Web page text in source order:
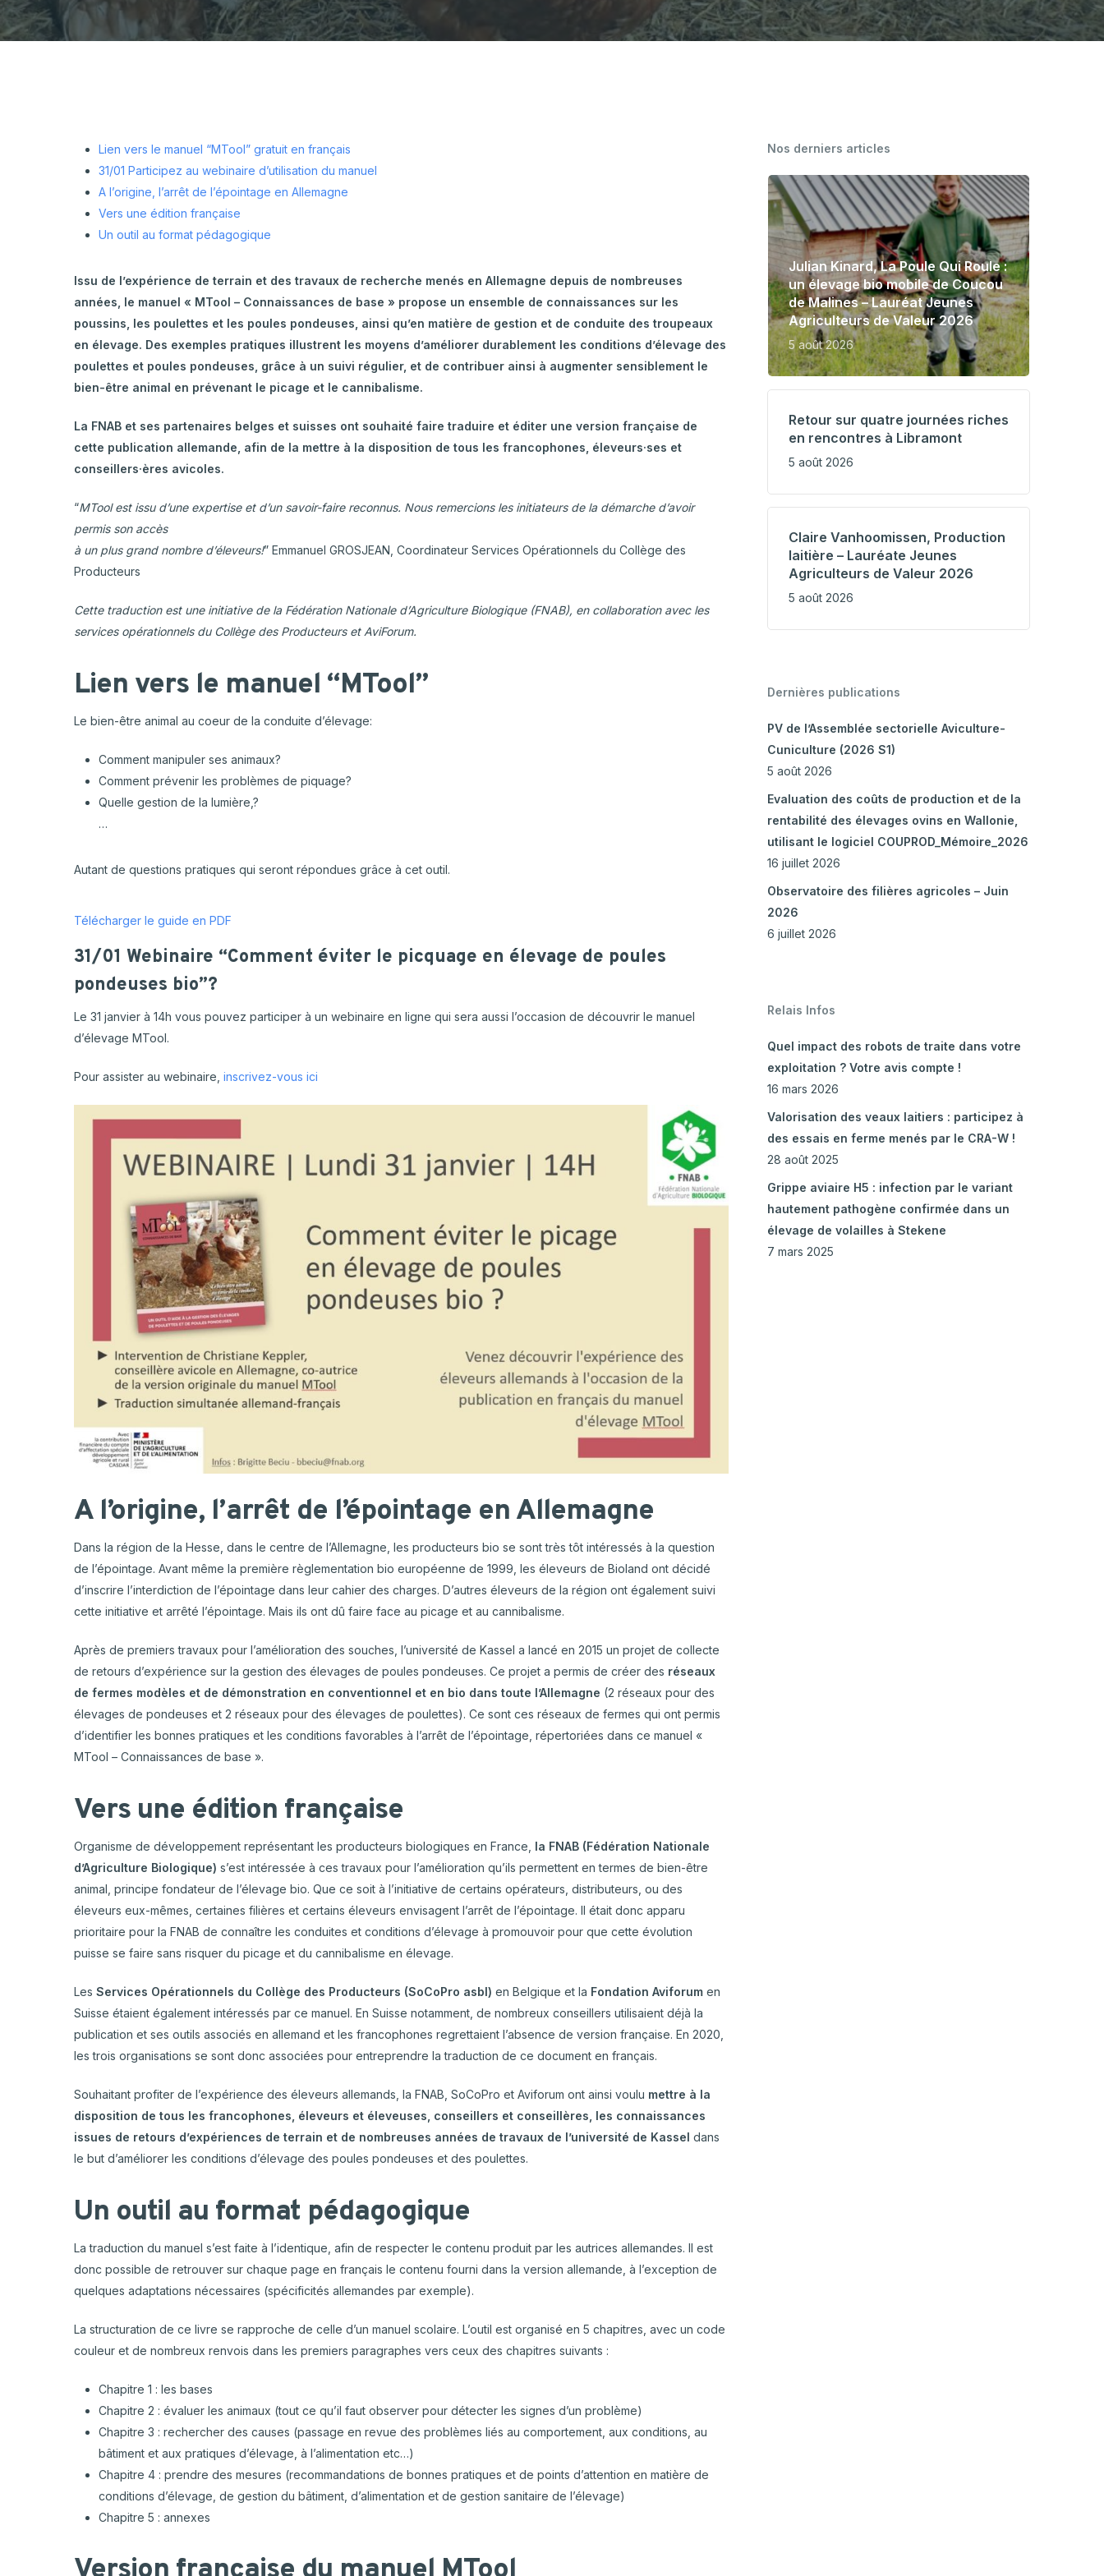
Horticulture Ornementale
Ovins & Caprins
CARTOGRAPHIE DES PISCICULTURES
CARTOGRAPHIE DES ABATTOIRS DE
CARTOGRAPHIE DES MEUNERIES
Lien vers le manuel “MTool” gratuit en français
31/01 Participez au webinaire d’utilisation du manuel
A l’origine, l’arrêt de l’épointage en Allemagne
Vers une édition française
Un outil au format pédagogique
Issu de l’expérience de terrain et des travaux de recherche menés en Allemagne depuis de nombreuses
années, le manuel « MTool – Connaissances de base » propose un ensemble de connaissances sur les
poussins, les poulettes et les poules pondeuses, ainsi qu’en matière de gestion et de conduite des troupeaux
en élevage. Des exemples pratiques illustrent les moyens d’améliorer durablement les conditions d’élevage des
poulettes et poules pondeuses, grâce à un suivi régulier, et de contribuer ainsi à augmenter sensiblement le
bien-être animal en prévenant le picage et le cannibalisme.
La FNAB et ses partenaires belges et suisses ont souhaité faire traduire et éditer une version française de
cette publication allemande, afin de la mettre à la disposition de tous les francophones, éleveurs·ses et
conseillers·ères avicoles.
“MTool est issu d’une expertise et d’un savoir-faire reconnus. Nous remercions les initiateurs de la démarche d’avoir
permis son accès
à un plus grand nombre d’éleveurs!” Emmanuel GROSJEAN, Coordinateur Services Opérationnels du Collège des
Producteurs
Cette traduction est une initiative de la Fédération Nationale d’Agriculture Biologique (FNAB), en collaboration avec les
services opérationnels du Collège des Producteurs et AviForum.
Lien vers le manuel “MTool”
Le bien-être animal au coeur de la conduite d’élevage:
Comment manipuler ses animaux?
Comment prévenir les problèmes de piquage?
Quelle gestion de la lumière,?
…
Autant de questions pratiques qui seront répondues grâce à cet outil.
Télécharger le guide en PDF
31/01 Webinaire “Comment éviter le picquage en élevage de poules
pondeuses bio”?
Le 31 janvier à 14h vous pouvez participer à un webinaire en ligne qui sera aussi l’occasion de découvrir le manuel
d’élevage MTool.
Pour assister au webinaire, inscrivez-vous ici
A l’origine, l’arrêt de l’épointage en Allemagne
Dans la région de la Hesse, dans le centre de l’Allemagne, les producteurs bio se sont très tôt intéressés à la question
de l’épointage. Avant même la première règlementation bio européenne de 1999, les éleveurs de Bioland ont décidé
d’inscrire l’interdiction de l’épointage dans leur cahier des charges. D’autres éleveurs de la région ont également suivi
cette initiative et arrêté l’épointage. Mais ils ont dû faire face au picage et au cannibalisme.
Après de premiers travaux pour l’amélioration des souches, l’université de Kassel a lancé en 2015 un projet de collecte
de retours d’expérience sur la gestion des élevages de poules pondeuses. Ce projet a permis de créer des réseaux
de fermes modèles et de démonstration en conventionnel et en bio dans toute l’Allemagne (2 réseaux pour des
élevages de pondeuses et 2 réseaux pour des élevages de poulettes). Ce sont ces réseaux de fermes qui ont permis
d’identifier les bonnes pratiques et les conditions favorables à l’arrêt de l’épointage, répertoriées dans ce manuel «
MTool – Connaissances de base ».
Vers une édition française
Organisme de développement représentant les producteurs biologiques en France, la FNAB (Fédération Nationale
d’Agriculture Biologique) s’est intéressée à ces travaux pour l’amélioration qu’ils permettent en termes de bien-être
animal, principe fondateur de l’élevage bio. Que ce soit à l’initiative de certains opérateurs, distributeurs, ou des
éleveurs eux-mêmes, certaines filières et certains éleveurs envisagent l’arrêt de l’épointage. Il était donc apparu
prioritaire pour la FNAB de connaître les conduites et conditions d’élevage à promouvoir pour que cette évolution
puisse se faire sans risquer du picage et du cannibalisme en élevage.
Les Services Opérationnels du Collège des Producteurs (SoCoPro asbl) en Belgique et la Fondation Aviforum en
Suisse étaient également intéressés par ce manuel. En Suisse notamment, de nombreux conseillers utilisaient déjà la
publication et ses outils associés en allemand et les francophones regrettaient l’absence de version française. En 2020,
les trois organisations se sont donc associées pour entreprendre la traduction de ce document en français.
Souhaitant profiter de l’expérience des éleveurs allemands, la FNAB, SoCoPro et Aviforum ont ainsi voulu mettre à la
disposition de tous les francophones, éleveurs et éleveuses, conseillers et conseillères, les connaissances
issues de retours d’expériences de terrain et de nombreuses années de travaux de l’université de Kassel dans
le but d’améliorer les conditions d’élevage des poules pondeuses et des poulettes.
Un outil au format pédagogique
La traduction du manuel s’est faite à l’identique, afin de respecter le contenu produit par les autrices allemandes. Il est
donc possible de retrouver sur chaque page en français le contenu fourni dans la version allemande, à l’exception de
quelques adaptations nécessaires (spécificités allemandes par exemple).
La structuration de ce livre se rapproche de celle d’un manuel scolaire. L’outil est organisé en 5 chapitres, avec un code
couleur et de nombreux renvois dans les premiers paragraphes vers ceux des chapitres suivants :
Chapitre 1 : les bases
Chapitre 2 : évaluer les animaux (tout ce qu’il faut observer pour détecter les signes d’un problème)
Chapitre 3 : rechercher des causes (passage en revue des problèmes liés au comportement, aux conditions, au
bâtiment et aux pratiques d’élevage, à l’alimentation etc…)
Chapitre 4 : prendre des mesures (recommandations de bonnes pratiques et de points d’attention en matière de
conditions d’élevage, de gestion du bâtiment, d’alimentation et de gestion sanitaire de l’élevage)
Chapitre 5 : annexes
Nos derniers articles
Julian Kinard, La Poule Qui Roule :
un élevage bio mobile de Coucou
de Malines – Lauréat Jeunes
Agriculteurs de Valeur 2026
5 août 2026
Retour sur quatre journées riches
en rencontres à Libramont
5 août 2026
Claire Vanhoomissen, Production
laitière – Lauréate Jeunes
Agriculteurs de Valeur 2026
5 août 2026
Dernières publications
PV de l’Assemblée sectorielle Aviculture-
Cuniculture (2026 S1)
5 août 2026
Evaluation des coûts de production et de la
rentabilité des élevages ovins en Wallonie,
utilisant le logiciel COUPROD_Mémoire_2026
16 juillet 2026
Observatoire des filières agricoles – Juin
2026
6 juillet 2026
Relais Infos
Quel impact des robots de traite dans votre
exploitation ? Votre avis compte !
16 mars 2026
Valorisation des veaux laitiers : participez à
des essais en ferme menés par le CRA-W !
28 août 2025
Grippe aviaire H5 : infection par le variant
hautement pathogène confirmée dans un
élevage de volailles à Stekene
7 mars 2025